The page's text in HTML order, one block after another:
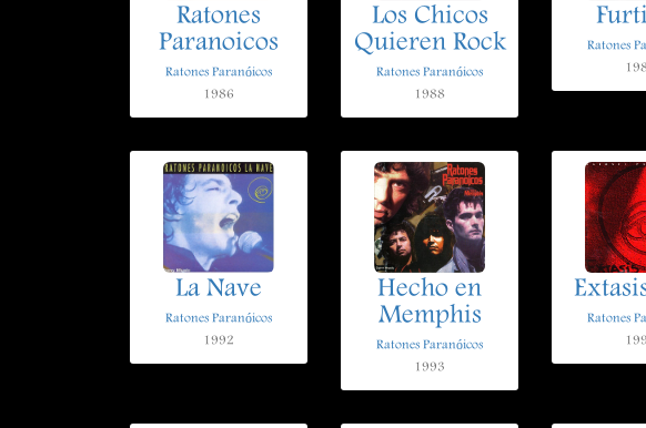
Ratones
Paranoicos
Ratones Paranóicos
1986
Los Chicos
Quieren Rock
Ratones Paranóicos
1988
Ratones
La Nave
Ratones Paranóicos
1992
Hecho en
Memphis
Ratones Paranóicos
1993
Ratones